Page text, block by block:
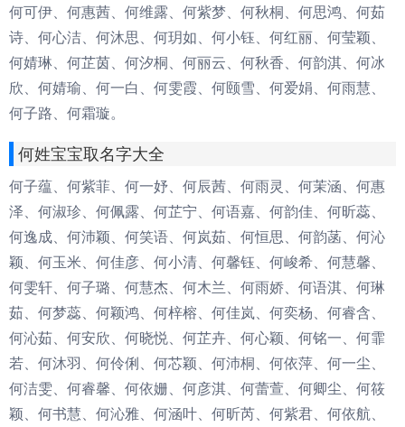
何可伊、何惠茜、何维露、何紫梦、何秋桐、何思鸿、何茹
诗、何心洁、何沐思、何玥如、何小钰、何红丽、何莹颖、
何婧琳、何芷茵、何汐桐、何丽云、何秋香、何韵淇、何冰
欣、何婧瑜、何一白、何雯霞、何颐雪、何爱娟、何雨慧、
何子路、何霜璇。
何姓宝宝取名字大全
何子蕴、何紫菲、何一妤、何辰茜、何雨灵、何茉涵、何惠
泽、何淑珍、何佩露、何芷宁、何语嘉、何韵佳、何昕蕊、
何逸成、何沛颖、何笑语、何岚茹、何恒思、何韵菡、何沁
颖、何玉米、何佳彦、何小清、何馨钰、何峻希、何慧馨、
何雯轩、何子璐、何慧杰、何木兰、何雨娇、何语淇、何琳
茹、何梦蕊、何颖鸿、何梓榕、何佳岚、何奕杨、何睿含、
何沁茹、何安欣、何晓悦、何芷卉、何心颖、何铭一、何霏
若、何沐羽、何伶俐、何芯颖、何沛桐、何依萍、何一尘、
何洁雯、何睿馨、何依姗、何彦淇、何蕾萱、何卿尘、何筱
颖、何书慧、何沁雅、何涵叶、何昕芮、何紫君、何依航、